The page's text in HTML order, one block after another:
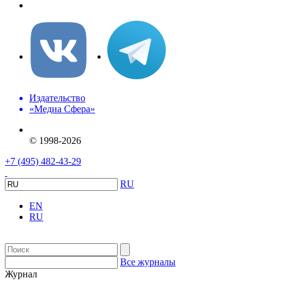
Издательство
«Медиа Сфера»
© 1998-2026
+7 (495) 482-43-29
RU
EN
RU
Все журналы
Журнал